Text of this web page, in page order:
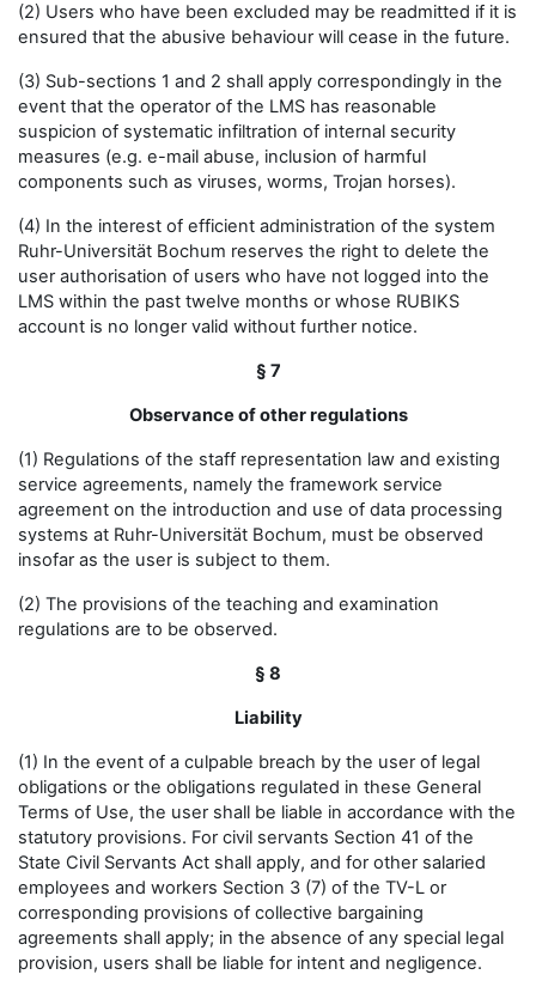
(2) Users who have been excluded may be readmitted if it is
ensured that the abusive behaviour will cease in the future.
(3) Sub-sections 1 and 2 shall apply correspondingly in the
event that the operator of the LMS has reasonable
suspicion of systematic infiltration of internal security
measures (e.g. e-mail abuse, inclusion of harmful
components such as viruses, worms, Trojan horses).
(4) In the interest of efficient administration of the system
Ruhr-Universität Bochum reserves the right to delete the
user authorisation of users who have not logged into the
LMS within the past twelve months or whose RUBIKS
account is no longer valid without further notice.
§ 7
Observance of other regulations
(1) Regulations of the staff representation law and existing
service agreements, namely the framework service
agreement on the introduction and use of data processing
systems at Ruhr-Universität Bochum, must be observed
insofar as the user is subject to them.
(2) The provisions of the teaching and examination
regulations are to be observed.
§ 8
Liability
(1) In the event of a culpable breach by the user of legal
obligations or the obligations regulated in these General
Terms of Use, the user shall be liable in accordance with the
statutory provisions. For civil servants Section 41 of the
State Civil Servants Act shall apply, and for other salaried
employees and workers Section 3 (7) of the TV-L or
corresponding provisions of collective bargaining
agreements shall apply; in the absence of any special legal
provision, users shall be liable for intent and negligence.